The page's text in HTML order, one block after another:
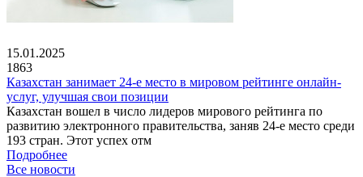
15.01.2025
1863
Казахстан занимает 24-е место в мировом рейтинге онлайн-
услуг, улучшая свои позиции
Казахстан вошел в число лидеров мирового рейтинга по
развитию электронного правительства, заняв 24-е место среди
193 стран. Этот успех отм
Подробнее
Все новости